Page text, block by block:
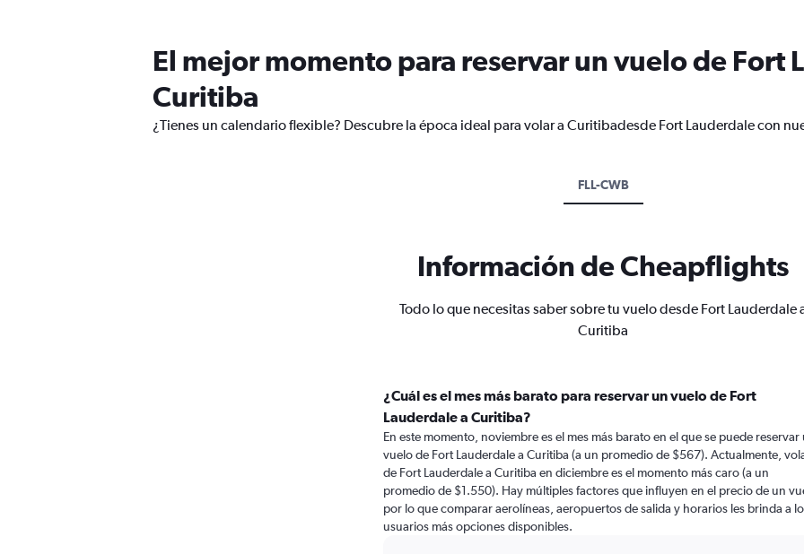
El mejor momento para reservar un vuelo de Fort
Curitiba
¿Tienes un calendario flexible? Descubre la época ideal para volar a Curitibadesde Fort Lauderdale con
FLL-CWB
Información de Cheapflights
Todo lo que necesitas saber sobre tu vuelo desde Fort Lauderdale
Curitiba
¿Cuál es el mes más barato para reservar un vuelo de Fort
Lauderdale a Curitiba?
En este momento, noviembre es el mes más barato en el que se puede reservar
vuelo de Fort Lauderdale a Curitiba (a un promedio de $567). Actualmente,
de Fort Lauderdale a Curitiba en diciembre es el momento más caro (a un
promedio de $1.550). Hay múltiples factores que influyen en el precio de un
por lo que comparar aerolíneas, aeropuertos de salida y horarios les brinda a
usuarios más opciones disponibles.